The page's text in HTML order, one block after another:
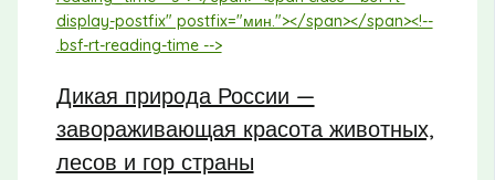
Дикая природа России —
завораживающая красота животных,
лесов и гор страны